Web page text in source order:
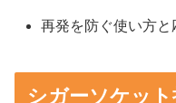
再発を防ぐ使い方
シガーソケッ